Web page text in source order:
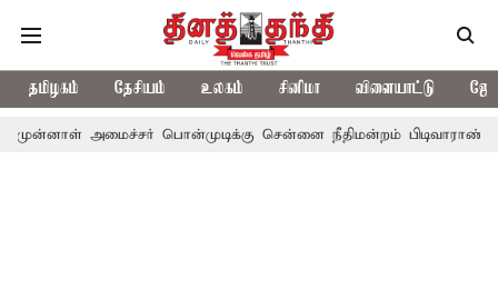
தமிழகம் தேசியம் உலகம் சினிமா விளையாட்டு
பொன்முடிக்கு சென்னை நீதிமன்றம் பிடிவாராண்ட்